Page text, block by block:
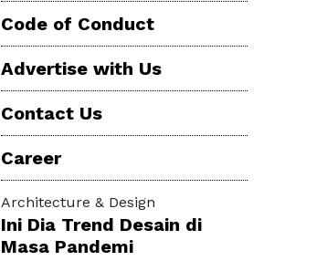
Code of Conduct
Advertise with Us
Contact Us
Career
Architecture & Design
Ini Dia Trend Desain di
Masa Pandemi